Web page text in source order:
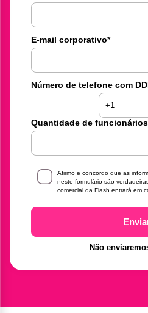
E-mail corporativo*
Número de telefone com
Quantidade de funcionários
Afirmo e concordo que as
neste formulário são
comercial da Flash entrará em
Não